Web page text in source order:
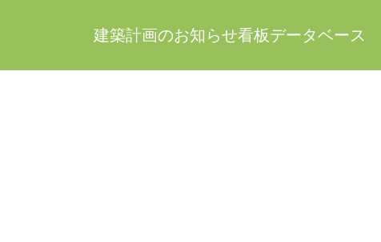
建築計画のお知らせ看板データベース